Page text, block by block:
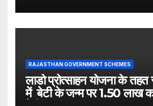
RAJASTHAN GOVERNMENT SCHEMES
लाडो प्रोत्साहन योजना के तहत
में बेटी के जन्म पर 1.50 लाख